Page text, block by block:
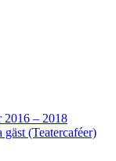
2016 – 2018
(Teatercaféer)